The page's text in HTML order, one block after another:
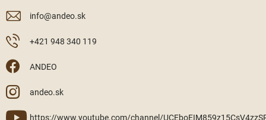
info@andeo.sk
+421 948 340 119
ANDEO
andeo.sk
https://www.youtube.com/channel/